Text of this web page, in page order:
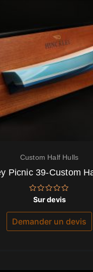
Custom Half Hulls
Picnic 39-Custom
Note
0
sur
Sur devis
Demander un devis